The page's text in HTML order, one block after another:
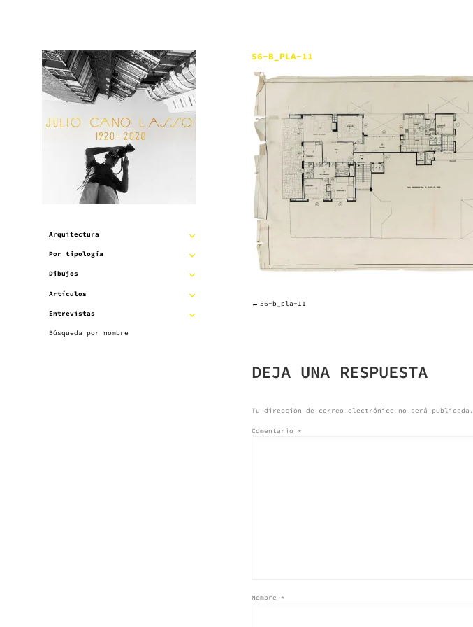
Arquitectura
EXPANDIR
Por tipología
EXPANDIR
Dibujos
EXPANDIR
Artículos
EXPANDIR
Entrevistas
EXPANDIR
Búsqueda por nombre
56-B_PLA-11
NAVEGACIÓN
ENTRADAS
56-b_pla-11
DEJA UNA RESPUESTA
Tu dirección de correo electrónico no será publicada.
Comentario *
Nombre *